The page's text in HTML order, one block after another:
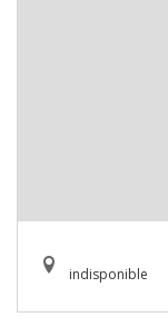
indisponible